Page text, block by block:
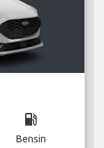
local_gas_station
Bensin